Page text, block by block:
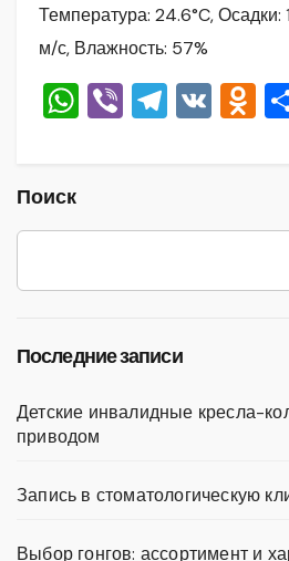
Температура: 24.6°C, Осадки:
м/с, Влажность: 57%
W
A
p
Vi T
a
m
V O
kl
a
Поиск
Последние записи
Детские инвалидные кресла-
приводом
Запись в стоматологическую
Выбор гонгов: ассортимент и